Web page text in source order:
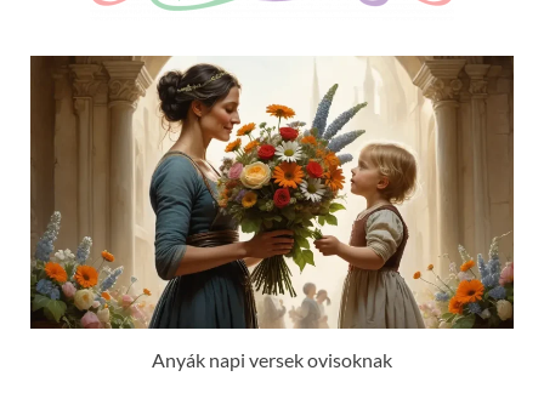
Anyák napi versek ovisoknak